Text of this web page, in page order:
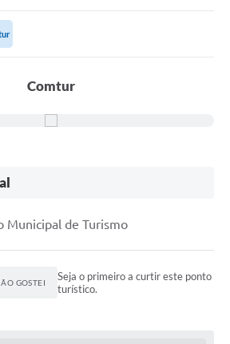
Comtur
Municipal de Turismo
GOSTEI
Seja o primeiro a curtir este ponto
turístico.